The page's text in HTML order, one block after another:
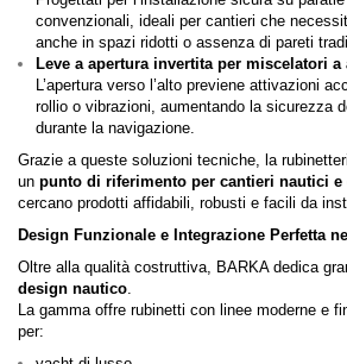
convenzionali, ideali per cantieri che
anche in spazi ridotti o assenza di pareti
Leve a apertura invertita per miscelatori a
L’apertura verso l’alto previene attivazioni
rollio o vibrazioni, aumentando la sicurezza
durante la navigazione.
Grazie a queste soluzioni tecniche, la
un punto di riferimento per cantieri nautici
cercano prodotti affidabili, robusti e facili da
Design Funzionale e Integrazione Perfetta
Oltre alla qualità costruttiva, BARKA dedica
design nautico.
La gamma offre rubinetti con linee moderne e
per: